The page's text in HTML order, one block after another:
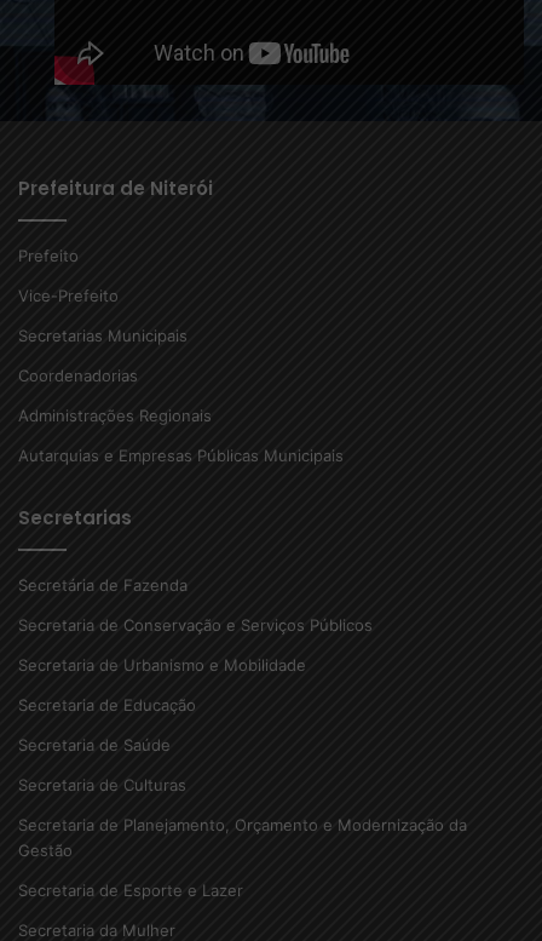
Prefeitura de Niterói
Prefeito
Vice-Prefeito
Secretarias Municipais
Coordenadorias
Administrações Regionais
Autarquias e Empresas Públicas Municipais
Secretarias
Secretária de Fazenda
Secretaria de Conservação e Serviços Públicos
Secretaria de Urbanismo e Mobilidade
Secretaria de Educação
Secretaria de Saúde
Secretaria de Culturas
Secretaria de Planejamento, Orçamento e Modernização da
Gestão
Secretaria de Esporte e Lazer
Secretaria da Mulher